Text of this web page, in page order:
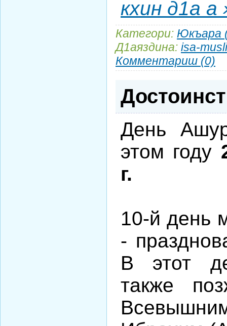
кхин д1а а
Категори: Юкъара
Д1аяздина: isa-
Комментариш (0)
День
этом году
г.
10-й день
-
В этот
также